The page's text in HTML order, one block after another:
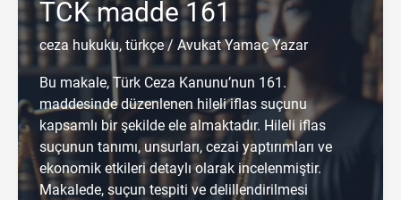
madde
163
TCK madde 161
ceza hukuku, türkçe / Avukat Yamaç Yazar
Bu makale, Türk Ceza Kanunu’nun 161.
maddesinde düzenlenen hileli iflas suçunu
kapsamlı bir şekilde ele almaktadır. Hileli iflas
suçunun tanımı, unsurları, cezai yaptırımları ve
ekonomik etkileri detaylı olarak incelenmiştir.
Makalede, suçun tespiti ve delillendirilmesi